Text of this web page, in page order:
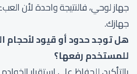
جهاز لوحي، فالنتيجة واحدة لأن
جهازك.
هل توجد حدود أو قيود لأحجام
للمستخدم رفعها؟